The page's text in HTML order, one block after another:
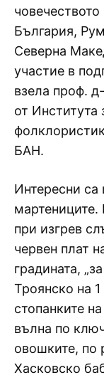
България,
Северна
участие в
взела проф.
от Института
БАН.
Интересни са
мартениците.
при изгрев
червен плат
градината,
Троянско на
стопанките
вълна по
овошките, по
Хасковско